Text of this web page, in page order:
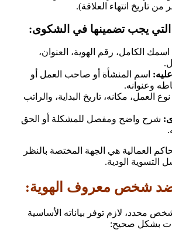
التي يجب تضمينها في الشكوى:
الكامل، رقم الهوية، العنوان،
اسم المنشأة أو صاحب العمل أو
وعنوانه.
العمل، مكانه، تاريخ البداية، والراتب
شرح واضح ومفصل للمشكلة أو الحق
العمالية هي الجهة المختصة بالنظر
التسوية الودية.
شخص معروف الهوية:
محدد، لازم توفر بياناته الأساسية
بشكل صحيح: